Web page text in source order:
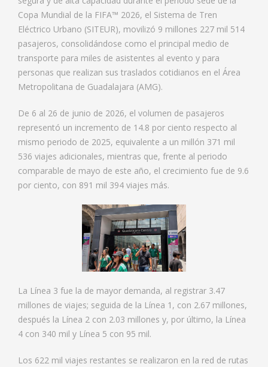
Copa Mundial de la FIFA™ 2026, el Sistema de Tren
Eléctrico Urbano (SITEUR), movilizó 9 millones 227 mil 514
pasajeros, consolidándose como el principal medio de
transporte para miles de asistentes al evento y para
personas que realizan sus traslados cotidianos en el Área
Metropolitana de Guadalajara (AMG).
De 6 al 26 de junio de 2026, el volumen de pasajeros
representó un incremento de 14.8 por ciento respecto al
mismo periodo de 2025, equivalente a un millón 371 mil
536 viajes adicionales, mientras que, frente al periodo
comparable de mayo de este año, el crecimiento fue de 9.6
por ciento, con 891 mil 394 viajes más.
La Línea 3 fue la de mayor demanda, al registrar 3.47
millones de viajes; seguida de la Línea 1, con 2.67 millones,
después la Línea 2 con 2.03 millones y, por último, la Línea
4 con 340 mil y Línea 5 con 95 mil.
Los 622 mil viajes restantes se realizaron en la red de rutas